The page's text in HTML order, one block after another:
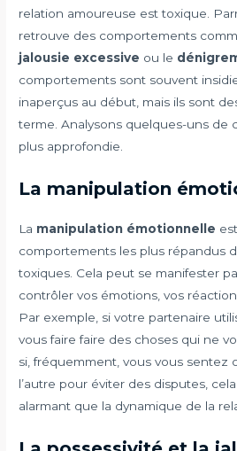
relation amoureuse est toxique.
retrouve des comportements
jalousie excessive ou le
comportements sont souvent
inaperçus au début, mais ils sont
terme. Analysons quelques-uns de
plus approfondie.
La manipulation
La manipulation émotionnelle
comportements les plus répandus
toxiques. Cela peut se manifester
contrôler vos émotions, vos
Par exemple, si votre partenaire
vous faire faire des choses qui ne
si, fréquemment, vous vous sentez
l’autre pour éviter des disputes,
alarmant que la dynamique de la